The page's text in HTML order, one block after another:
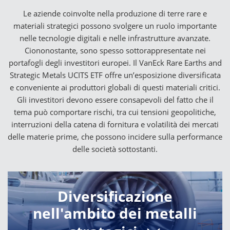
Le aziende coinvolte nella produzione di terre rare e
materiali strategici possono svolgere un ruolo importante
nelle tecnologie digitali e nelle infrastrutture avanzate.
Ciononostante, sono spesso sottorappresentate nei
portafogli degli investitori europei. Il VanEck Rare Earths and
Strategic Metals UCITS ETF offre un’esposizione diversificata
e conveniente ai produttori globali di questi materiali critici.
Gli investitori devono essere consapevoli del fatto che il
tema può comportare rischi, tra cui tensioni geopolitiche,
interruzioni della catena di fornitura e volatilità dei mercati
delle materie prime, che possono incidere sulla performance
delle società sottostanti.
Diversificazione
nell'ambito dei metalli